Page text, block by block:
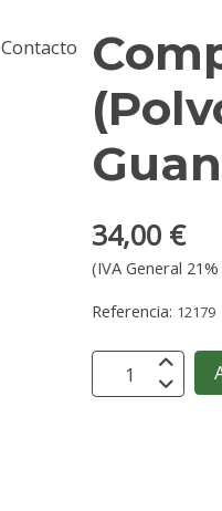
Contacto
34,00 €
(IVA General
Referencia: 12179